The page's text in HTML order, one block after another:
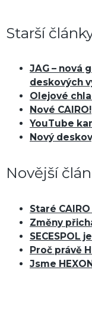
Starší
JAG – nová
deskových
Olejové
Nové CAIRO!
YouTube
Nový
Novější
Staré
Změny
SECESPOL
Proč právě
Jsme